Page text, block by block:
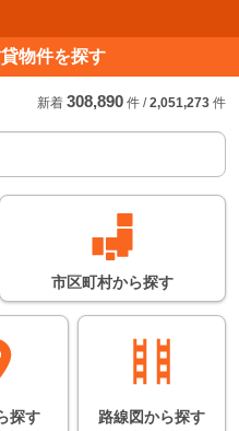
物件を探す
新着 308,890 件 /2,051,273 件
市区町村から探す
探す 路線図から探す